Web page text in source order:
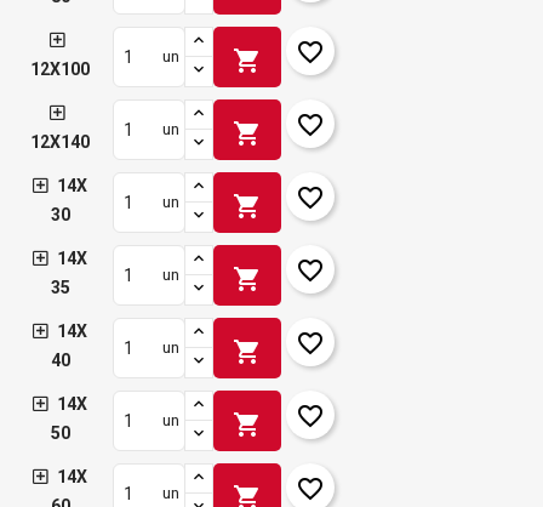
12X100
un shopping_cart favorite_border
12X140
un shopping_cart favorite_border
14X
30
un shopping_cart favorite_border
14X
35
un shopping_cart favorite_border
14X
40
un shopping_cart favorite_border
14X
50
un shopping_cart favorite_border
14X
un shopping_cart favorite_border